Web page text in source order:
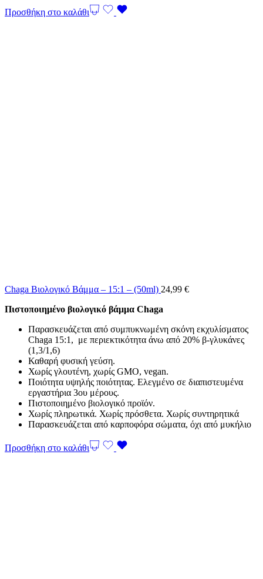
Προσθήκη στο καλάθι
Chaga Βιολογικό Βάμμα – 15:1 – (50ml) 24,99 €
Πιστοποιημένο βιολογικό βάμμα Chaga
Παρασκευάζεται από συμπυκνωμένη σκόνη εκχυλίσματος
Chaga 15:1, με περιεκτικότητα άνω από 20% β-γλυκάνες
(1,3/1,6)
Καθαρή φυσική γεύση.
Χωρίς γλουτένη, χωρίς GMO, vegan.
Ποιότητα υψηλής ποιότητας. Ελεγμένο σε διαπιστευμένα
εργαστήρια 3ου μέρους.
Πιστοποιημένο βιολογικό προϊόν.
Χωρίς πληρωτικά. Χωρίς πρόσθετα. Χωρίς συντηρητικά
Παρασκευάζεται από καρποφόρα σώματα, όχι από μυκήλιο
Προσθήκη στο καλάθι